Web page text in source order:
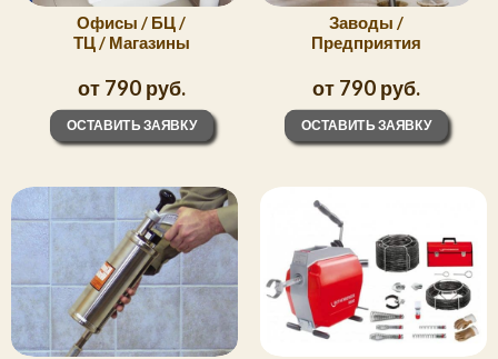
Офисы / БЦ /
ТЦ / Магазины
Заводы /
Предприятия
от 790 руб.
ОСТАВИТЬ ЗАЯВКУ
от 790 руб.
ОСТАВИТЬ ЗАЯВКУ